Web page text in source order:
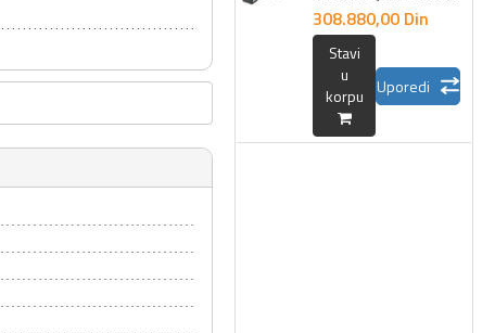
set sa pincetom
308.880,00 Din
Stavi
u
korpu
Uporedi